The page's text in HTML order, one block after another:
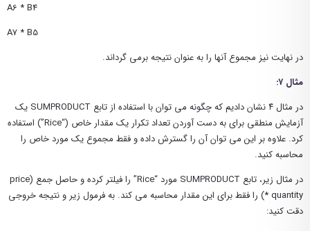
A6 * B4
A7 * B5
در نهایت نیز مجموع آنها را به عنوان نتیجه برمی گرداند.
مثال ۷:
در مثال ۴ نشان دادیم که چگونه می توان با استفاده از تابع SUMPRODUCT یک
آزمایش منطقی برای به دست آوردن تعداد تکرار یک مقدار خاص (“Rice”) استفاده
کرد. علاوه بر این می توان آن را گسترش داده و فقط مجموع یک مورد خاص را
محاسبه کنید.
در مثال زیر، تابع SUMPRODUCT مورد “Rice” را فیلتر کرده و حاصل جمع (price
* quantity) را فقط برای این مقدار محاسبه می کند. به فرمول زیر و نتیجه خروجی
دقت کنید: